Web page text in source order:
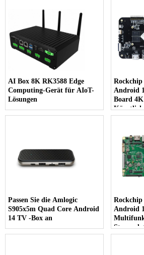
AI Box 8K RK3588 Edge
Computing-Gerät für AIoT-
Lösungen
Rockchip
Android
Board
Passen Sie die Amlogic
S905x5m Quad Core Android
14 TV -Box an
Rockchip
Android